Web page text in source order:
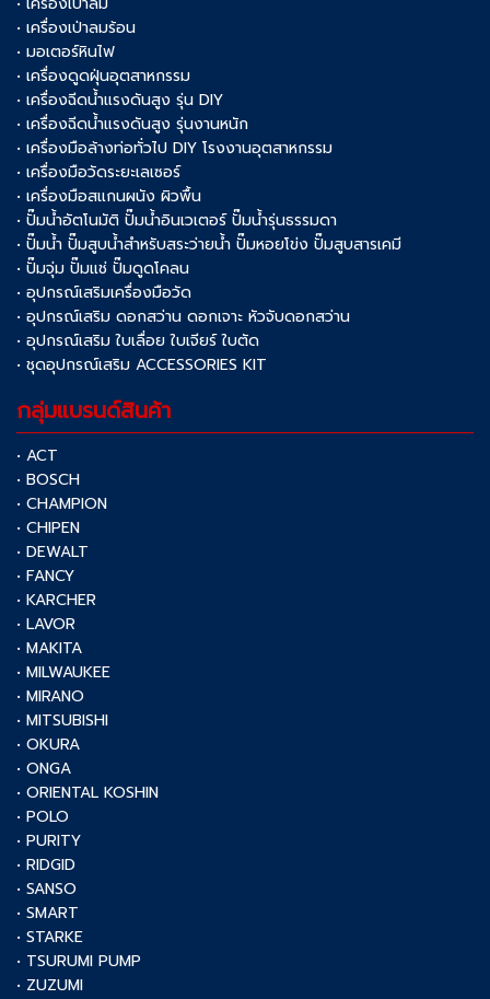
• เครื่องเป่าลมร้อน
• มอเตอร์หินไฟ
• เครื่องดูดฝุ่นอุตสาหกรรม
• เครื่องฉีดน้ำแรงดันสูง รุ่น DIY
• เครื่องฉีดน้ำแรงดันสูง รุ่นงานหนัก
• เครื่องมือล้างท่อทั่วไป DIY โรงงานอุตสาหกรรม
• เครื่องมือวัดระยะเลเซอร์
• เครื่องมือสแกนผนัง ผิวพื้น
• ปั๊มน้ำอัตโนมัติ ปั๊มน้ำอินเวเตอร์ ปั๊มน้ำรุ่นธรรมดา
• ปั๊มน้ำ ปั๊มสูบน้ำสำหรับสระว่ายน้ำ ปั๊มหอยโข่ง ปั๊มสูบสารเคมี
• ปั๊มจุ่ม ปั๊มแช่ ปั๊มดูดโคลน
• อุปกรณ์เสริมเครื่องมือวัด
• อุปกรณ์เสริม ดอกสว่าน ดอกเจาะ หัวจับดอกสว่าน
• อุปกรณ์เสริม ใบเลื่อย ใบเจียร์ ใบตัด
• ชุดอุปกรณ์เสริม ACCESSORIES KIT
กลุ่มแบรนด์สินค้า
• ACT
• BOSCH
• CHAMPION
• CHIPEN
• DEWALT
• FANCY
• KARCHER
• LAVOR
• MAKITA
• MILWAUKEE
• MIRANO
• MITSUBISHI
• OKURA
• ONGA
• ORIENTAL KOSHIN
• POLO
• PURITY
• RIDGID
• SANSO
• SMART
• STARKE
• TSURUMI PUMP
• ZUZUMI